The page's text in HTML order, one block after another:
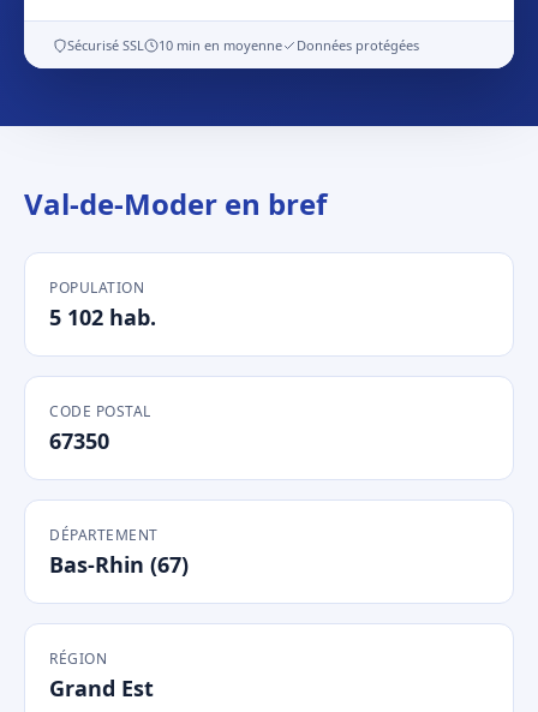
Sécurisé SSL 10 min en moyenne Données protégées
Val-de-Moder en bref
POPULATION
5 102 hab.
CODE POSTAL
67350
DÉPARTEMENT
Bas-Rhin (67)
RÉGION
Grand Est